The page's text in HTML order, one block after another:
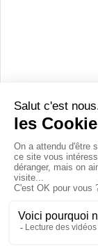
© Copyright